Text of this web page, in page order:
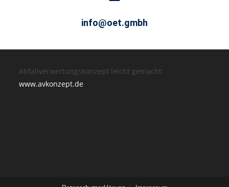
info@oet.gmbh
Abfallverwertungskonzept leicht gemacht:
www.avkonzept.de